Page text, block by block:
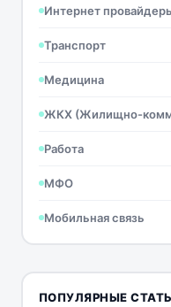
Интернет
Транспорт
Медицина
ЖКХ (Жилищно-
Работа
МФО
Мобильная связь
ПОПУЛЯРНЫЕ